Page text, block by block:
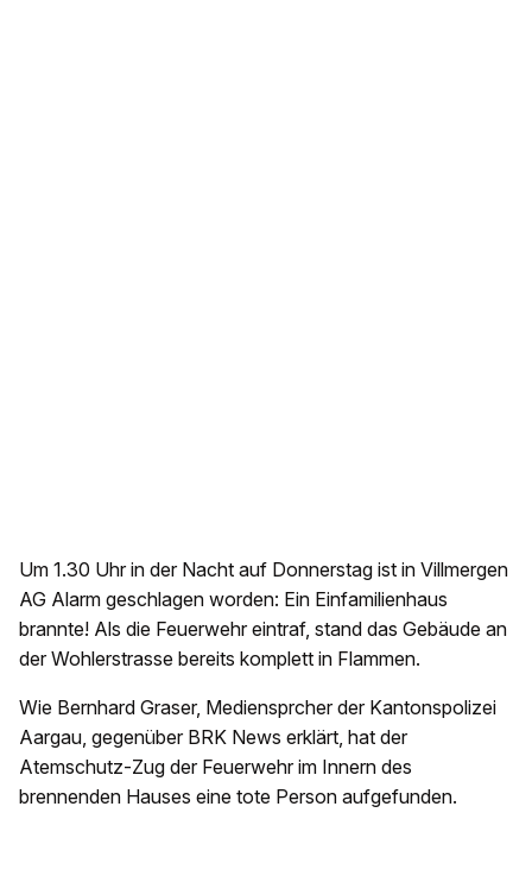
Um 1.30 Uhr in der Nacht auf Donnerstag ist in Villmergen
AG Alarm geschlagen worden: Ein Einfamilienhaus
brannte! Als die Feuerwehr eintraf, stand das Gebäude an
der Wohlerstrasse bereits komplett in Flammen.
Wie Bernhard Graser, Mediensprcher der Kantonspolizei
Aargau, gegenüber BRK News erklärt, hat der
Atemschutz-Zug der Feuerwehr im Innern des
brennenden Hauses eine tote Person aufgefunden.